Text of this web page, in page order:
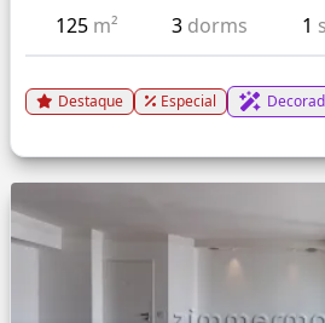
125 m² 3 dorms 1
Destaque Especial